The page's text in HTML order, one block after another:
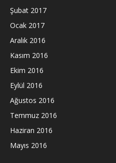
Şubat 2017
Ocak 2017
Aralık 2016
Kasım 2016
Ekim 2016
Eylül 2016
Ağustos 2016
Temmuz 2016
Haziran 2016
Mayıs 2016